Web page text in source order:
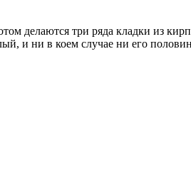
делаются три ряда кладки из
и ни в коем случае ни его